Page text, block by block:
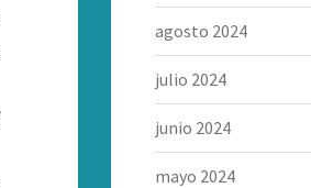
agosto 2024
julio 2024
junio 2024
mayo 2024